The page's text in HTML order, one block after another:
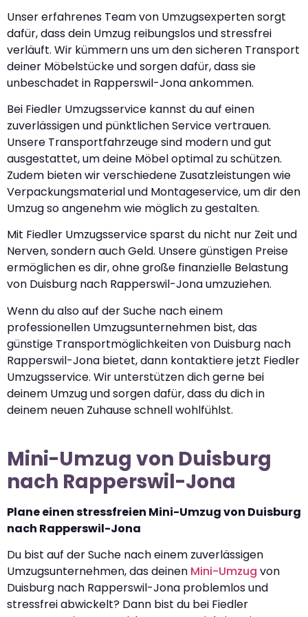
Unser erfahrenes Team von Umzugsexperten sorgt
dafür, dass dein Umzug reibungslos und stressfrei
verläuft. Wir kümmern uns um den sicheren Transport
deiner Möbelstücke und sorgen dafür, dass sie
unbeschadet in Rapperswil-Jona ankommen.
Bei Fiedler Umzugsservice kannst du auf einen
zuverlässigen und pünktlichen Service vertrauen.
Unsere Transportfahrzeuge sind modern und gut
ausgestattet, um deine Möbel optimal zu schützen.
Zudem bieten wir verschiedene Zusatzleistungen wie
Verpackungsmaterial und Montageservice, um dir den
Umzug so angenehm wie möglich zu gestalten.
Mit Fiedler Umzugsservice sparst du nicht nur Zeit und
Nerven, sondern auch Geld. Unsere günstigen Preise
ermöglichen es dir, ohne große finanzielle Belastung
von Duisburg nach Rapperswil-Jona umzuziehen.
Wenn du also auf der Suche nach einem
professionellen Umzugsunternehmen bist, das
günstige Transportmöglichkeiten von Duisburg nach
Rapperswil-Jona bietet, dann kontaktiere jetzt Fiedler
Umzugsservice. Wir unterstützen dich gerne bei
deinem Umzug und sorgen dafür, dass du dich in
deinem neuen Zuhause schnell wohlfühlst.
Mini-Umzug von Duisburg
nach Rapperswil-Jona
Plane einen stressfreien Mini-Umzug von Duisburg
nach Rapperswil-Jona
Du bist auf der Suche nach einem zuverlässigen
Umzugsunternehmen, das deinen Mini-Umzug von
Duisburg nach Rapperswil-Jona problemlos und
stressfrei abwickelt? Dann bist du bei Fiedler